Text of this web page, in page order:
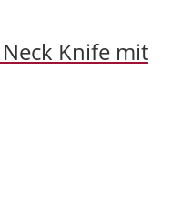
Knife mit